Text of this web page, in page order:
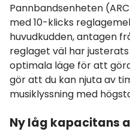
Pannbandsenheten
med 10-klicks
huvudkudden, antagen
reglaget väl har
optimala läge för att
gör att du kan njuta av
musiklyssning med
Ny låg kapacitans